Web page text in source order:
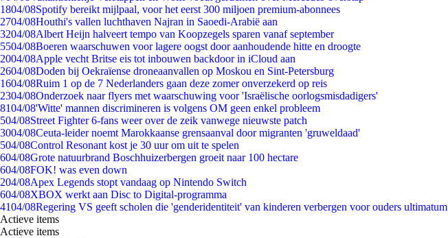
1804/08Spotify bereikt mijlpaal, voor het eerst 300 miljoen premium-abonnees
2704/08Houthi's vallen luchthaven Najran in Saoedi-Arabië aan
3204/08Albert Heijn halveert tempo van Koopzegels sparen vanaf september
5504/08Boeren waarschuwen voor lagere oogst door aanhoudende hitte en droogte
2004/08Apple vecht Britse eis tot inbouwen backdoor in iCloud aan
2604/08Doden bij Oekraïense droneaanvallen op Moskou en Sint-Petersburg
1604/08Ruim 1 op de 7 Nederlanders gaan deze zomer onverzekerd op reis
2304/08Onderzoek naar flyers met waarschuwing voor 'Israëlische oorlogsmisdadigers'
8104/08'Witte' mannen discrimineren is volgens OM geen enkel probleem
504/08Street Fighter 6-fans weer over de zeik vanwege nieuwste patch
3004/08Ceuta-leider noemt Marokkaanse grensaanval door migranten 'gruweldaad'
504/08Control Resonant kost je 30 uur om uit te spelen
604/08Grote natuurbrand Boschhuizerbergen groeit naar 100 hectare
604/08FOK! was even down
204/08Apex Legends stopt vandaag op Nintendo Switch
604/08XBOX werkt aan Disc to Digital-programma
4104/08Regering VS geeft scholen die 'genderidentiteit' van kinderen verbergen voor ouders ultimatum
Actieve items
Actieve items